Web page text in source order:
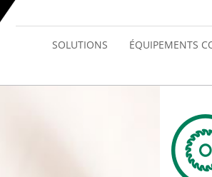
SOLUTIONS ÉQUIPEMENTS